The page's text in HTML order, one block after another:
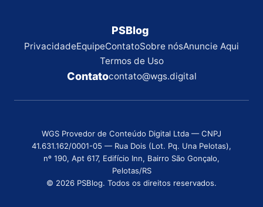
PSBlog
PrivacidadeEquipeContatoSobre nósAnuncie Aqui
Termos de Uso
Contatocontato@wgs.digital
WGS Provedor de Conteúdo Digital Ltda — CNPJ
41.631.162/0001-05 — Rua Dois (Lot. Pq. Una Pelotas),
nº 190, Apt 617, Edifício Inn, Bairro São Gonçalo,
Pelotas/RS
© 2026 PSBlog. Todos os direitos reservados.